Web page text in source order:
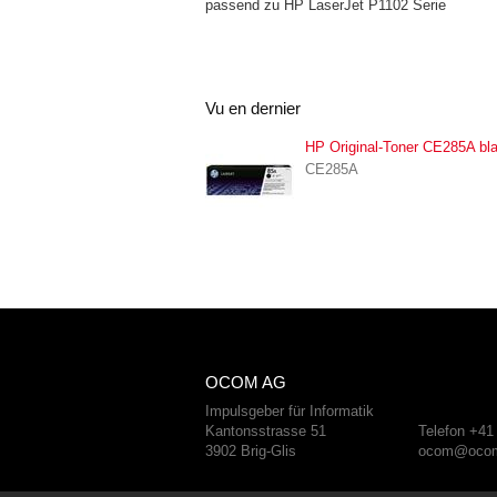
passend zu HP LaserJet P1102 Serie
Vu en dernier
HP Original-Toner CE285A
CE285A
OCOM AG
Impulsgeber für Informatik
Kantonsstrasse 51
3902 Brig-Glis
Telefon